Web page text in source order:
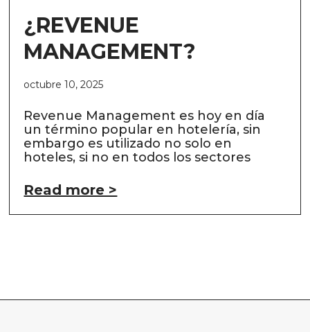
¿REVENUE
MANAGEMENT?
octubre 10, 2025
Revenue Management es hoy en día
un término popular en hotelería, sin
embargo es utilizado no solo en
hoteles, si no en todos los sectores
Read more >